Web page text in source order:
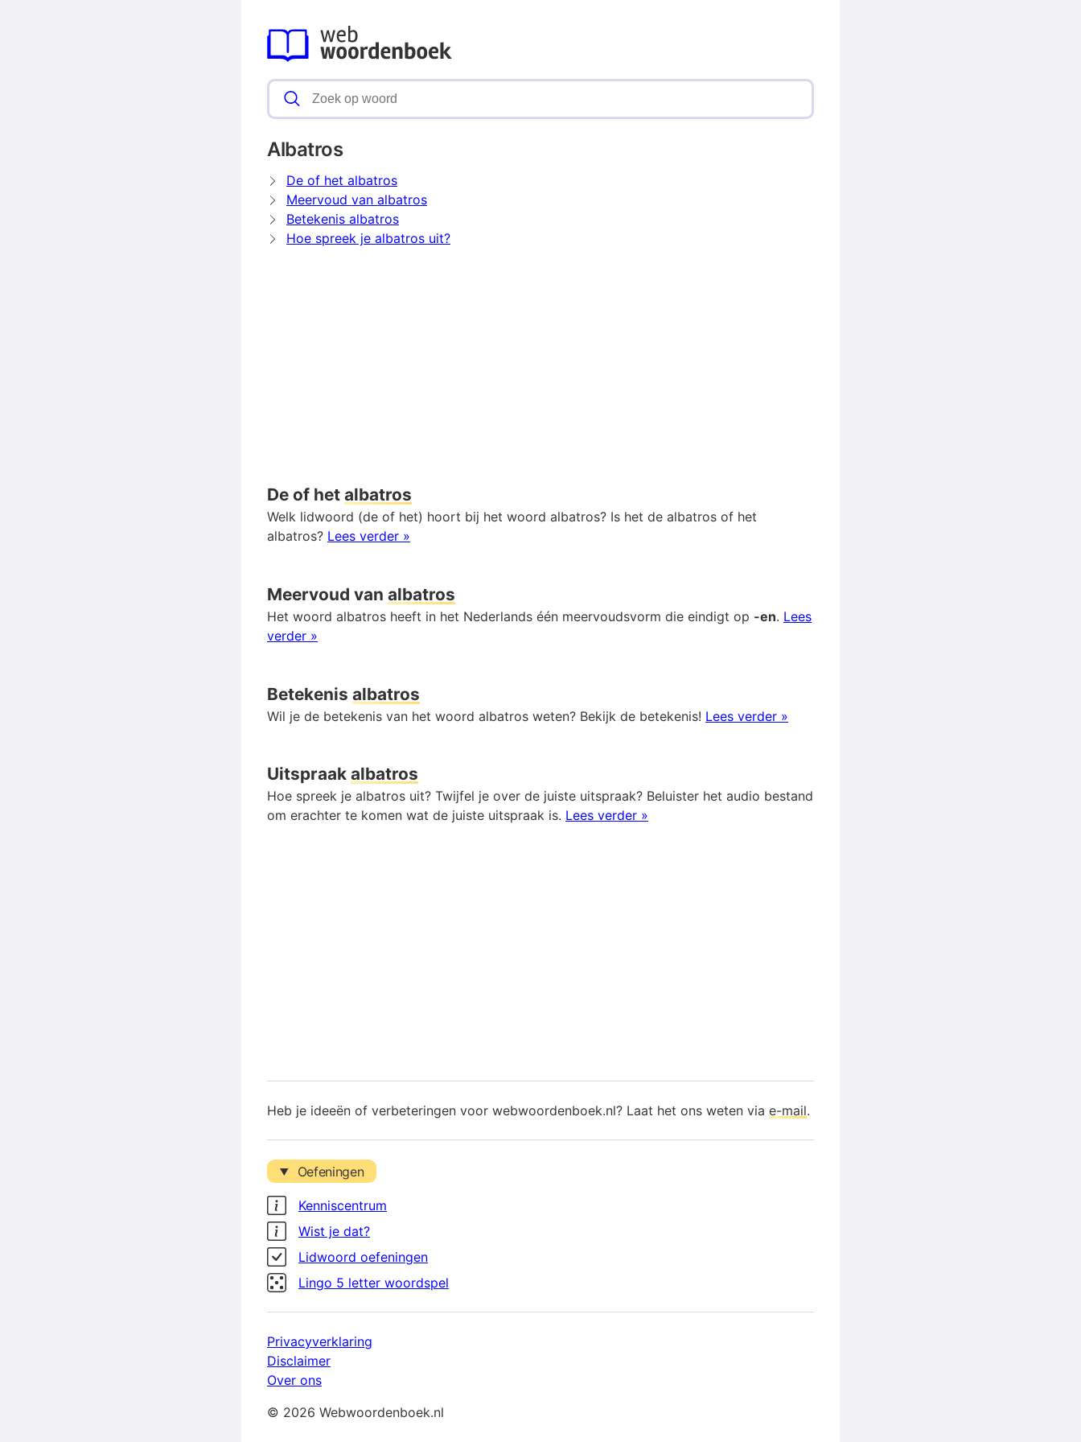
Albatros
De of het albatros
Meervoud van albatros
Betekenis albatros
Hoe spreek je albatros uit?
De of het albatros
Welk lidwoord (de of het) hoort bij het woord albatros? Is het de albatros of het
albatros? Lees verder »
Meervoud van albatros
Het woord albatros heeft in het Nederlands één meervoudsvorm die eindigt op -en. Lees
verder »
Betekenis albatros
Wil je de betekenis van het woord albatros weten? Bekijk de betekenis! Lees verder »
Uitspraak albatros
Hoe spreek je albatros uit? Twijfel je over de juiste uitspraak? Beluister het audio bestand
om erachter te komen wat de juiste uitspraak is. Lees verder »
Heb je ideeën of verbeteringen voor webwoordenboek.nl? Laat het ons weten via e-mail.
Oefeningen
Kenniscentrum
Wist je dat?
Lidwoord oefeningen
Lingo 5 letter woordspel
Privacyverklaring
Disclaimer
Over ons
© 2026 Webwoordenboek.nl